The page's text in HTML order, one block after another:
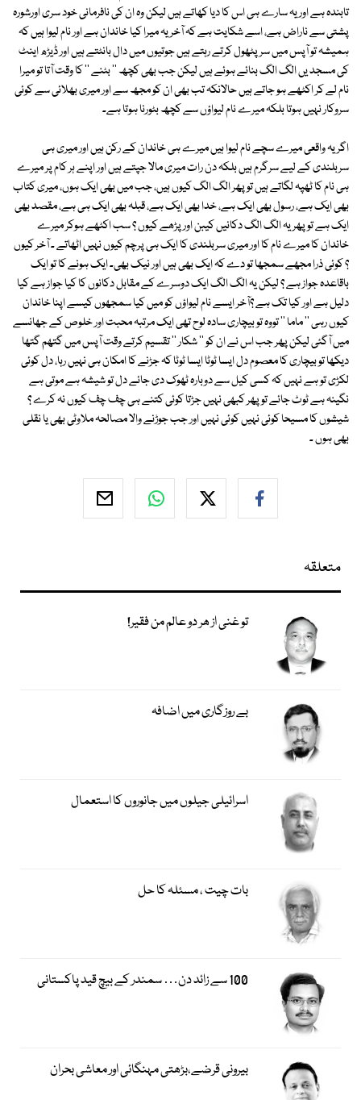
تابندہ ہے اور یہ سارے ہی اس کا دیا کھاتے ہیں لیکن وہ ان کی نافرمانی خود سری اورشورہ
پشتی سے ناراض ہے، اسے شکایت ہے کہ آخر یہ میرا کیا خاندان ہے اور نام لیوا ہیں کہ
ہمیشہ تو آپس میں سرپٹھول کرتے رہتے ہیں جوتیوں میں دال بانٹتے ہیں اور ڈیڑھ اینٹ
کی مسجد یں الگ الگ بنائے ہوئے ہیں لیکن جب بھی کچھ '' بٹنے '' کا وقت آتا تو میرا
نام لے کر اکٹھے ہو جاتے ہیں حالانکہ تب بھی ان کو مجھ سے اور میری بھلائی سے کوئی
سروکار نہیں ہوتا بلکہ میرے نام لیواؤں سے کچھ بٹورنا ہوتا ہے۔
اگر یہ واقعی میرے سچے نام لیوا ہیں میرے ہی خاندان کے رکن ہیں اور میری ہی
سربلندی کے لیے سرگرم ہیں بلکہ دن رات میری مالا جپتے ہیں اور اپنے ہر کام پر میرے
ہی نام کا ٹھپہ لگاتے ہیں تو پھر الگ الگ کیوں ہیں، جب میں بھی ایک ہوں، میری کتاب
بھی ایک ہے، رسول بھی ایک ہے، خدا بھی ایک ہے، قبلہ بھی ایک ہی ہے، مقصد بھی
ایک ہے تو پھر یہ الگ الگ دکانیں کیبن اور پڑھے کیوں ؟ سب اکٹھے ہوکر میرے
خاندان کا میرے نام کا اور میری سربلندی کا ایک ہی پرچم کیوں نہیں اٹھاتے ۔ آخر کیوں
؟ کوئی ذرا مجھے سمجھا تو دے کہ ایک بھی ہیں اور نیک بھی۔ ایک ہونے کا تو ایک
باقاعدہ جواز ہے ؟ لیکن یہ الگ الگ ایک دوسرے کے مقابل دکانوں کا کیا جواز ہے کیا
دلیل ہے اور کیا تک ہے ؟آخر ایسے نام لیواؤں کو میں کیا سمجھوں کیسے اپنا خاندان
کیوں رہی '' ماما '' تووہ تو بیچاری سادہ لوح تھی ایک مرتبہ محبت اور خلوص کے جھانسے
میں آگئی لیکن پھر جب اس نے ان کو '' شکار '' تقسیم کرتے وقت آپس میں گتھم گتھا
دیکھا تو بیچاری کا معصوم دل ایسا ٹوٹا ایسا ٹوٹا کہ جڑنے کا امکان ہی نہیں رہا، دل کوئی
لکڑی تو ہے نہیں کہ کسی کیل سے دوبارہ ٹھوک دی جائے دل تو شیشہ ہے موتی ہے
نگینہ ہے ٹوٹ جائے تو پھر کبھی نہیں جڑتا کوئی کتنے ہی چف چف کیوں نہ کرے ؟
شیشوں کا مسیحا کوئی نہیں کوئی نہیں اور جب جوڑنے والا مصالحہ ملاوٹی بھی یا نقلی
بھی ہوں ۔
متعلقہ
تو غنی از ھر دو عالم من فقیر!
بے روزگاری میں اضافہ
اسرائیلی جیلوں میں جانوروں کا استعمال
بات چیت ، مسئلہ کا حل
100 سے زائد دن… سمندر کے بیچ قید پاکستانی
بیرونی قرضے،بڑھتی مہنگائی اور معاشی بحران